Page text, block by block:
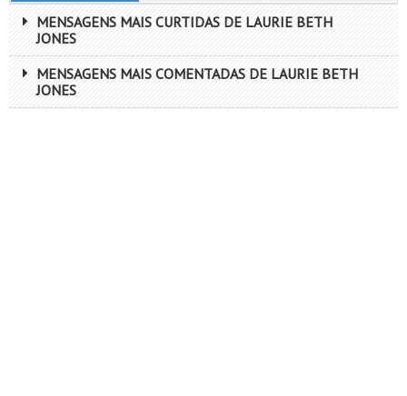
MENSAGENS MAIS CURTIDAS DE LAURIE BETH
JONES
MENSAGENS MAIS COMENTADAS DE LAURIE BETH
JONES